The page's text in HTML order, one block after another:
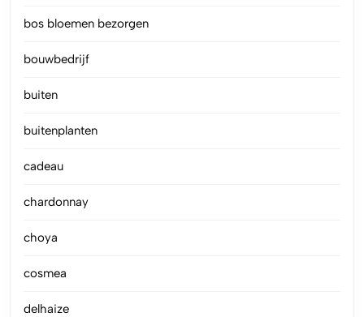
bos bloemen bezorgen
bouwbedrijf
buiten
buitenplanten
cadeau
chardonnay
choya
cosmea
delhaize